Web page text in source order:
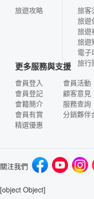
旅遊攻略
旅客
旅遊
旅遊
旅遊
電子
旅行
更多服務與支援
會員登入
會員登記
會籍簡介
會員有賞
精選優惠
會員活動
顧客意見
服務查詢
分銷夥伴
關注我們
[object Object]